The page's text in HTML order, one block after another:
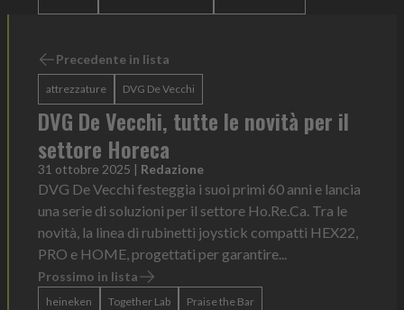
Precedente in lista
attrezzature DVG De Vecchi
DVG De Vecchi, tutte le novità per il
settore Horeca
31 ottobre 2025 | Redazione
DVG De Vecchi festeggia i suoi primi 60 anni e lancia
una serie di soluzioni per il settore Ho.Re.Ca. Tra le
novità, la linea di rubinetti joystick compatti HEX22,
PRO e HOME, progettati per garantire...
Prossimo in lista
heineken Together Lab Praise the Bar